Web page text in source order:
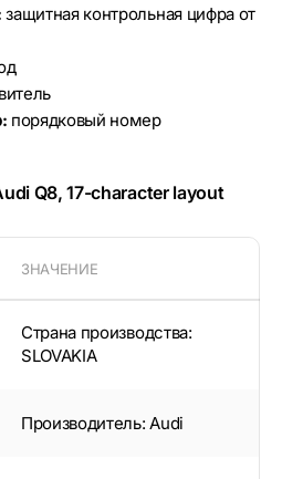
защитная контрольная цифра от
порядковый номер
Q8, 17-character layout
ЗНАЧЕНИЕ
Страна производства:
SLOVAKIA
Производитель: Audi